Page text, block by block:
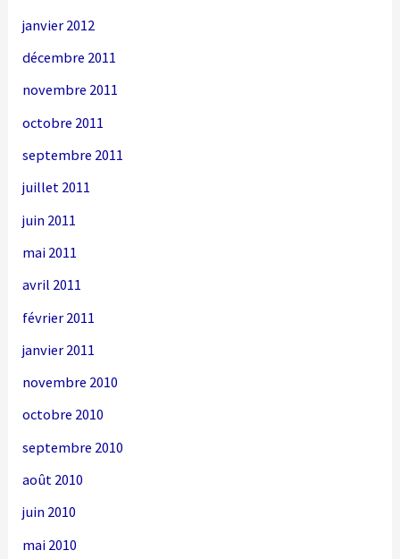
janvier 2012
décembre 2011
novembre 2011
octobre 2011
septembre 2011
juillet 2011
juin 2011
mai 2011
avril 2011
février 2011
janvier 2011
novembre 2010
octobre 2010
septembre 2010
août 2010
juin 2010
mai 2010